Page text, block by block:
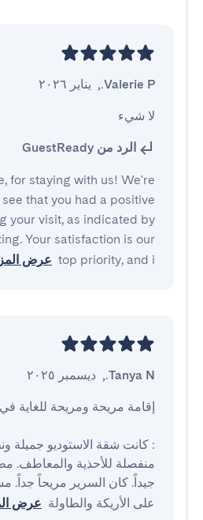
Valerie P.
, يناير ٢٠٢٦
لا شيء
الرد من GuestReady
for staying with us! We're
that you had a positive
your visit, as indicated by
Your satisfaction is our
top priority, and i عرض
Tanya N.
, ديسمبر ٢٠٢٥
على الأريكة والطاولة عرض